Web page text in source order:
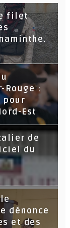
filet
:
pour
Est
de
du
dénonce
et des